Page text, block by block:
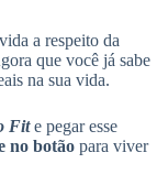
a respeito da
que você já sabe
na sua vida.
Fite pegar esse
no botão para viver